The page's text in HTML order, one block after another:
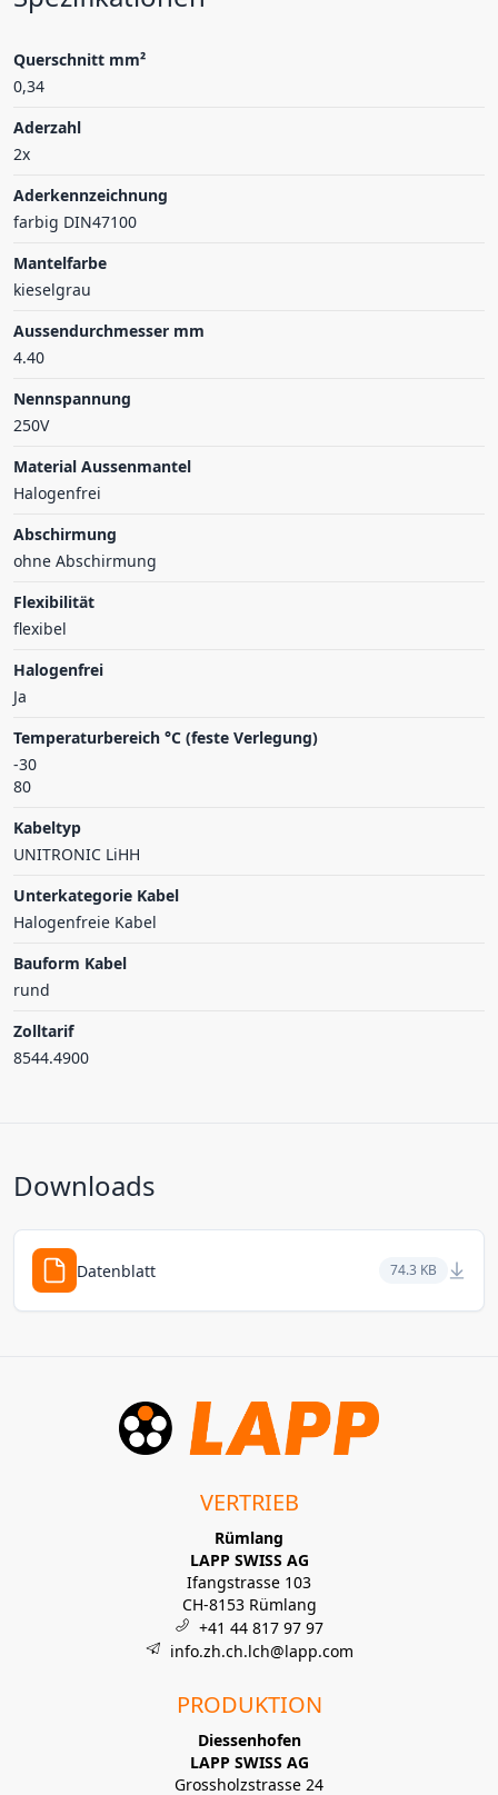
Querschnitt mm²
0,34
Aderzahl
2x
Aderkennzeichnung
farbig DIN47100
Mantelfarbe
kieselgrau
Aussendurchmesser mm
4.40
Nennspannung
250V
Material Aussenmantel
Halogenfrei
Abschirmung
ohne Abschirmung
Flexibilität
flexibel
Halogenfrei
Ja
Temperaturbereich °C (feste Verlegung)
-30
80
Kabeltyp
UNITRONIC LiHH
Unterkategorie Kabel
Halogenfreie Kabel
Bauform Kabel
rund
Zolltarif
8544.4900
Downloads
Datenblatt 74.3 KB
VERTRIEB
Rümlang
LAPP SWISS AG
Ifangstrasse 103
CH-8153 Rümlang
+41 44 817 97 97
info.zh.ch.lch@lapp.com
PRODUKTION
Diessenhofen
LAPP SWISS AG
Grossholzstrasse 24